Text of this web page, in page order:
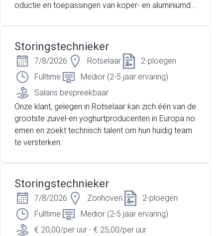
oductie en toepassingen van koper- en aluminiumdr
rde teamcoach!
Storingstechnieker
7/8/2026 Rotselaar
2-ploegen
Fulltime
Medior (2-5 jaar ervaring)
Salaris bespreekbaar
Onze klant, gelegen in Rotselaar kan zich één van de
grootste zuivel-en yoghurtproducenten in Europa no
emen en zoekt technisch talent om hun huidig team
te versterken.
Storingstechnieker
7/8/2026 Zonhoven
2-ploegen
Fulltime
Medior (2-5 jaar ervaring)
€ 20,00/per uur - € 25,00/per uur